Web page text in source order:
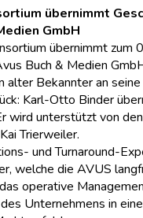
übernimmt
GmbH
übernimmt zum
Buch & Medien
alter Bekannter an
Karl-Otto Binder
wird unterstützt von
Trierweiler.
und Turnaround-
welche die AVUS
operative
Unternehmens in